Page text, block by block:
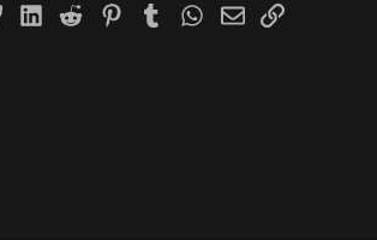
BlueskyLinkedIn
Reddit PinterestTumblrWhatsApp
EmailLink